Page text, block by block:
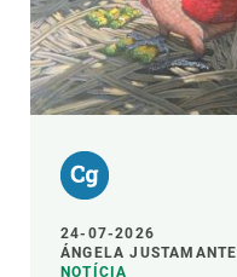
24-07-2026
ÁNGELA JUSTAMANTE
NOTÍCIA